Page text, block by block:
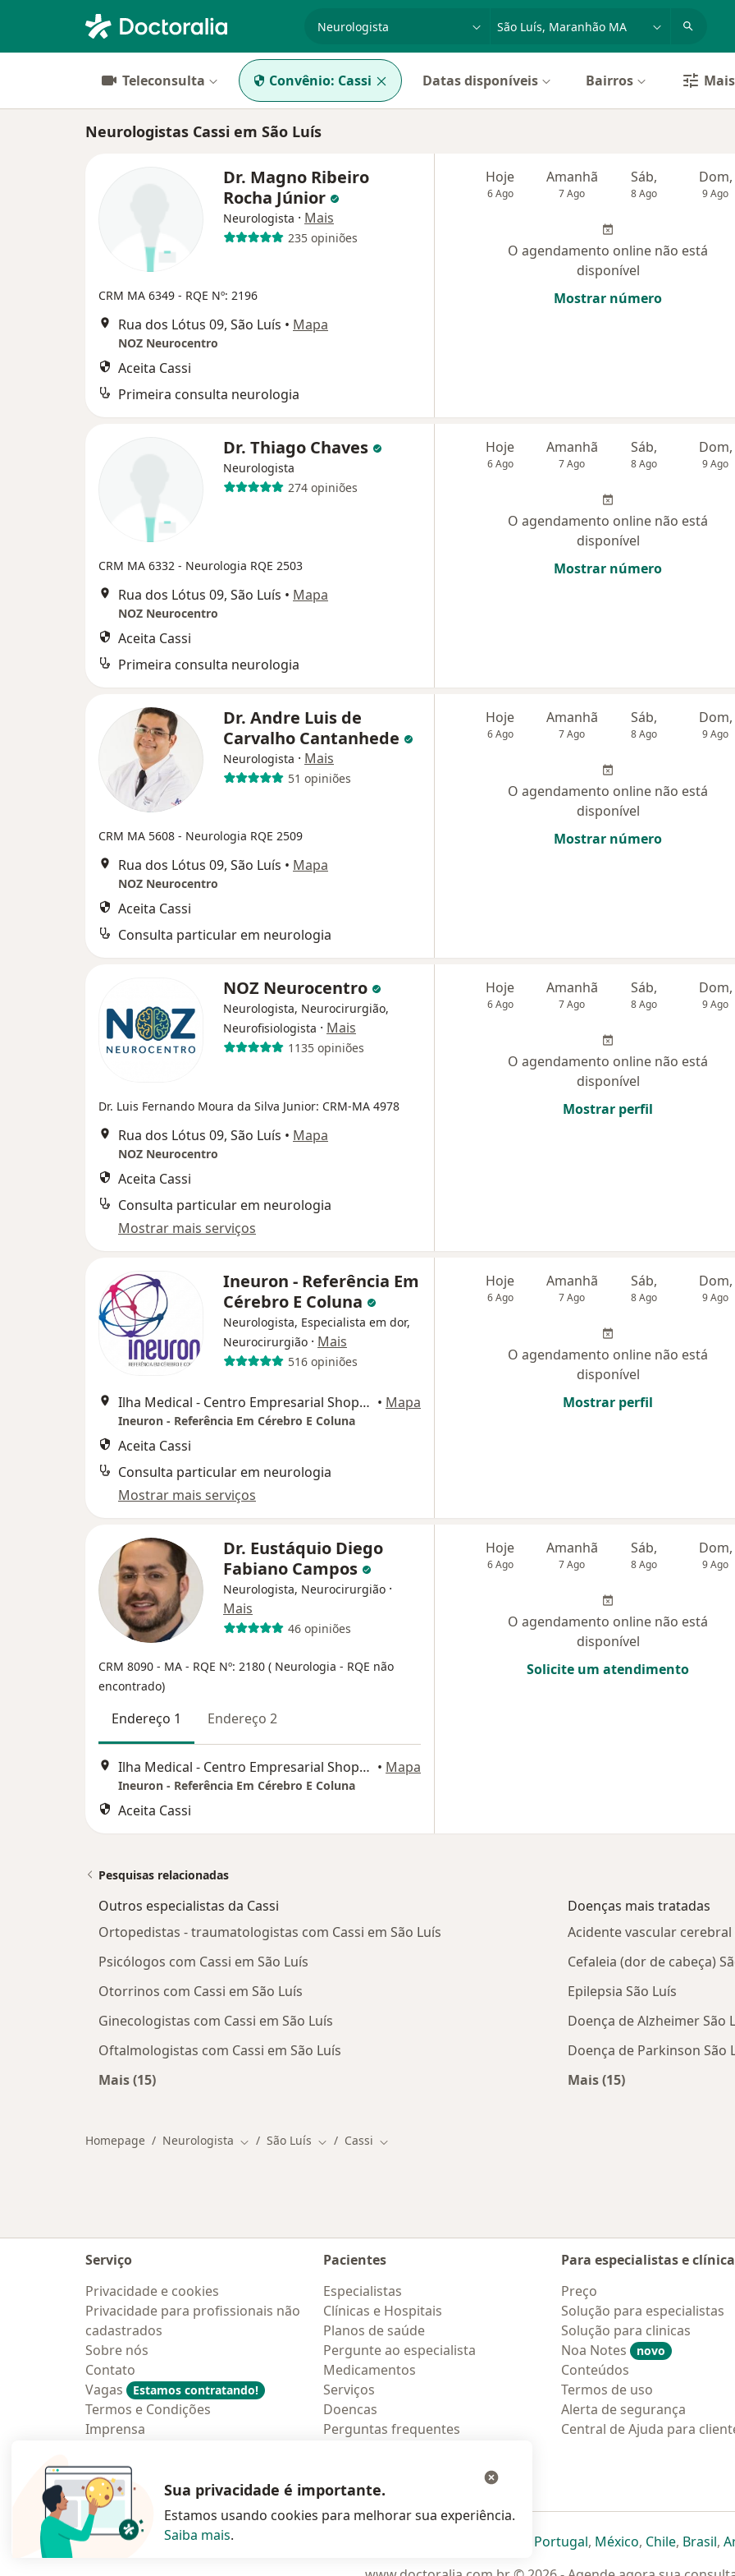
cidade ou região
Teleconsulta Convênio: Cassi Datas disponíveis Bairros
Neurologistas Cassi em São Luís
Dr. Magno Ribeiro
Rocha Júnior
Neurologista · Mais
235 opiniões
CRM MA 6349 - RQE Nº: 2196
Rua dos Lótus 09, São Luís • Mapa
NOZ Neurocentro
Aceita Cassi
Primeira consulta neurologia
Hoje
6 Ago
Amanhã
7 Ago
Sáb,
8 Ago
Dom,
9 Ago
O agendamento online não está
disponível
Mostrar número
Dr. Thiago Chaves
Neurologista
274 opiniões
CRM MA 6332 - Neurologia RQE 2503
Rua dos Lótus 09, São Luís • Mapa
NOZ Neurocentro
Aceita Cassi
Primeira consulta neurologia
Hoje
6 Ago
Amanhã
7 Ago
Sáb,
8 Ago
Dom,
9 Ago
O agendamento online não está
disponível
Mostrar número
Dr. Andre Luis de
Carvalho Cantanhede
Neurologista · Mais
51 opiniões
CRM MA 5608 - Neurologia RQE 2509
Rua dos Lótus 09, São Luís • Mapa
NOZ Neurocentro
Aceita Cassi
Consulta particular em neurologia
Hoje
6 Ago
Amanhã
7 Ago
Sáb,
8 Ago
Dom,
9 Ago
O agendamento online não está
disponível
Mostrar número
NOZ Neurocentro
Neurologista, Neurocirurgião,
Neurofisiologista · Mais
1135 opiniões
Dr. Luis Fernando Moura da Silva Junior: CRM-MA 4978
Rua dos Lótus 09, São Luís • Mapa
NOZ Neurocentro
Aceita Cassi
Consulta particular em neurologia
Mostrar mais serviços
Hoje
6 Ago
Amanhã
7 Ago
Sáb,
8 Ago
Dom,
9 Ago
O agendamento online não está
disponível
Mostrar perfil
Ineuron - Referência Em
Cérebro E Coluna
Neurologista, Especialista em dor,
Neurocirurgião · Mais
516 opiniões
Ilha Medical - Centro Empresarial Shopping da Ilha - Torre 1 - sala 102, São Luís • Mapa
Ineuron - Referência Em Cérebro E Coluna
Aceita Cassi
Consulta particular em neurologia
Mostrar mais serviços
Hoje
6 Ago
Amanhã
7 Ago
Sáb,
8 Ago
Dom,
9 Ago
O agendamento online não está
disponível
Mostrar perfil
Dr. Eustáquio Diego
Fabiano Campos
Neurologista, Neurocirurgião ·
Mais
46 opiniões
CRM 8090 - MA - RQE Nº: 2180 ( Neurologia - RQE não
encontrado)
Endereço 1 Endereço 2
Ilha Medical - Centro Empresarial Shopping da Ilha - Torre 1 - sala 102, São Luís • Mapa
Ineuron - Referência Em Cérebro E Coluna
Aceita Cassi
Hoje
6 Ago
Amanhã
7 Ago
Sáb,
8 Ago
Dom,
9 Ago
O agendamento online não está
disponível
Solicite um atendimento
Pesquisas relacionadas
Outros especialistas da Cassi
Ortopedistas - traumatologistas com Cassi em São Luís
Psicólogos com Cassi em São Luís
Otorrinos com Cassi em São Luís
Ginecologistas com Cassi em São Luís
Oftalmologistas com Cassi em São Luís
Mais (15)
Doenças mais tratadas
Acidente vascular cerebral
Cefaleia (dor de cabeça)
Epilepsia São Luís
Doença de Alzheimer São
Doença de Parkinson São
Mais (15)
Homepage Neurologista Mudar de cidade
São Luís Mudar de cidade
Cassi Mudar de cidade
Serviço
Privacidade e cookies
Privacidade para profissionais não
cadastrados
Sobre nós
Contato
Vagas
Estamos contratando!
Termos e Condições
Imprensa
Pacientes
Especialistas
Clínicas e Hospitais
Planos de saúde
Pergunte ao especialista
Medicamentos
Serviços
Doencas
Perguntas frequentes
Para especialistas e
Preço
Solução para especialistas
Solução para clinicas
Noa Notes
novo
Conteúdos
Termos de uso
Alerta de segurança
Central de Ajuda para
Polska abre num novo separadorabre num novo separador
abre num novo separador
Portugalabre num novo
, Méxicoabre num
, Chileabre
, Brasil,
Sua privacidade é importante.
Estamos usando cookies para melhorar sua experiência.
Saiba mais.